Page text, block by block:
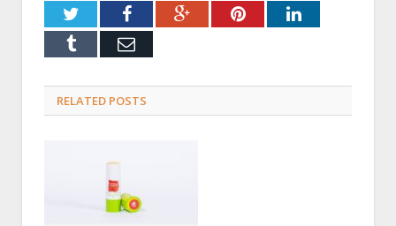
TwitterFacebookGoogle+PinterestLinkedIn
Tumblr Email
RELATED POSTS